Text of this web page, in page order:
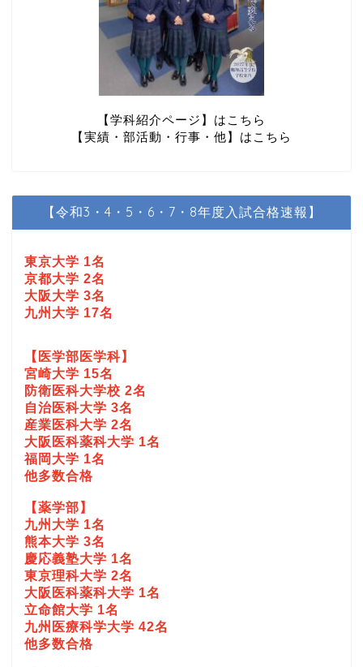
【学科紹介ページ】はこちら
【実績・部活動・行事・他】はこちら
【令和3・4・5・6・7・8年度入試合格速報】
東京大学 1名
京都大学 2名
大阪大学 3名
九州大学 17名
【医学部医学科】
宮崎大学 15名
防衛医科大学校 2名
自治医科大学 3名
産業医科大学 2名
大阪医科薬科大学 1名
福岡大学 1名
他多数合格
【薬学部】
九州大学 1名
熊本大学 3名
慶応義塾大学 1名
東京理科大学 2名
大阪医科薬科大学 1名
立命館大学 1名
九州医療科学大学 42名
他多数合格